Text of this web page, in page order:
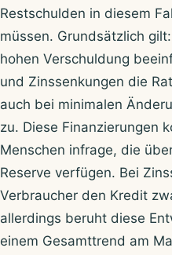
Restschulden in diesem
müssen. Grundsätzlich
hohen Verschuldung
und Zinssenkungen die
auch bei minimalen
zu. Diese Finanzierungen
Menschen infrage, die
Reserve verfügen. Bei
Verbraucher den Kredit
allerdings beruht diese
einem Gesamttrend am